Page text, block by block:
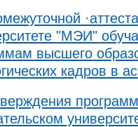
"МЭИ"
высшего
кадров в